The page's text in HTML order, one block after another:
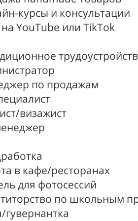
курсы и консультации
YouTube или TikTok
по продажам
визажист
в кафе/ресторанах
для фотосессий
по школьным